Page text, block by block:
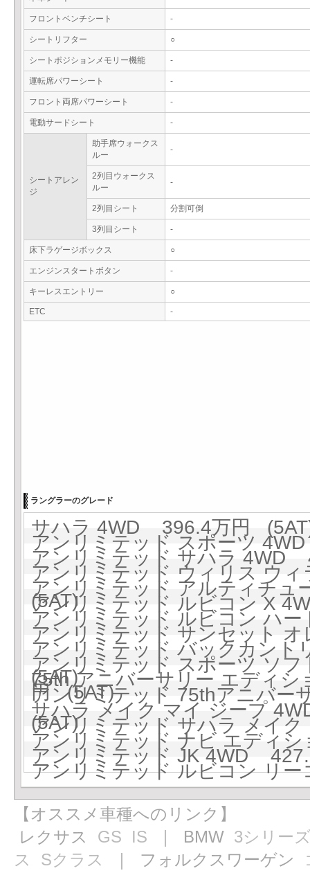
フロントベンチシート -
シートリフター ○
シートポジションメモリー機能 -
運転席パワーシート -
フロント両席パワーシート -
電動サードシート -
シートアレン
ジ
助手席ウォークス
ルー
-
2列目ウォークス
ルー
-
2列目シート 分割可倒
3列目シート -
床下ラゲージボックス ○
エンジンスタートボタン -
キーレスエントリー ○
ETC -
ラングラーのグレード
サハラ 4WD 396.4万円
アンリミテッド スポーツ
アンリミテッド サハラ 4WD
アンリミテッド ウィリス ウ
(5AT)
アンリミテッド アルティチ
アンリミテッド ルビコン X
アンリミテッド ルビコン ハ
アンリミテッド サンセット
アンリミテッド バックカン
(5AT)
アンリミテッド スポーツ ソ
円 (5AT)
75th アニバーサリー エディ
アンリミテッド 75thアニバ
(5AT)
サハラ メイク マイ ジープ
アンリミテッド サハラ メイ
アンリミテッド ナビ エディ
アンリミテッド JK 4WD
アンリミテッド ルビコン リ
【オススメ車種へのリンク】
レクサス GS IS ｜ BMW 3シリー
ス
Sクラス ｜ フォルクスワーゲン